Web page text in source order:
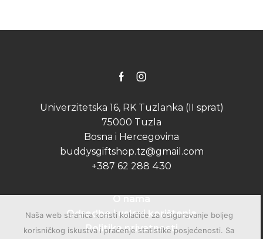
FacebookInstagram
Univerzitetska 16, RK Tuzlanka (II sprat)
75000 Tuzla
Bosna i Hercegovina
buddysgiftshop.tz@gmail.com
+387 62 288 430
Odredbe i uslovi korištenja
Politika privatnosti
Naša web stranica koristi kolačiće za osiguravanje boljeg
korisničkog iskustva i praćenje statistike posjećenosti. Sa